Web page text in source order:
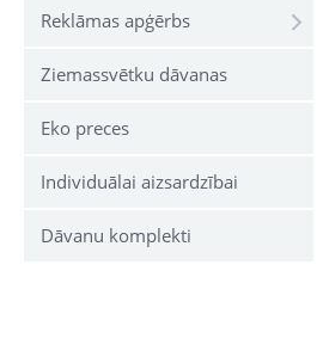
Reklāmas apģērbs
Ziemassvētku dāvanas
Eko preces
Individuālai aizsardzībai
Dāvanu komplekti